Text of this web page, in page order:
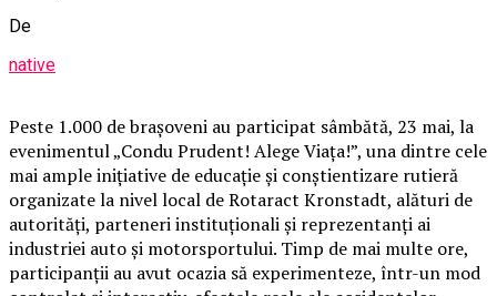
De
native
Peste 1.000 de brașoveni au participat sâmbătă, 23 mai, la
evenimentul „Condu Prudent! Alege Viața!”, una dintre cele
mai ample inițiative de educație și conștientizare rutieră
organizate la nivel local de Rotaract Kronstadt, alături de
autorități, parteneri instituționali și reprezentanți ai
industriei auto și motorsportului. Timp de mai multe ore,
participanții au avut ocazia să experimenteze, într-un mod